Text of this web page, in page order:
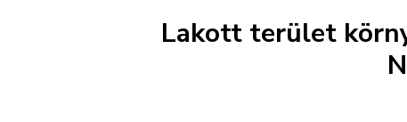
Lakott terület